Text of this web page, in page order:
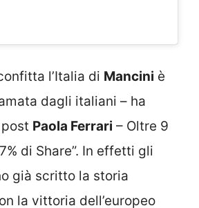
l’Italia di Mancini è
dagli italiani – ha
Paola Ferrari – Oltre 9
di Share”. In effetti gli
già scritto la storia
la vittoria dell’europeo